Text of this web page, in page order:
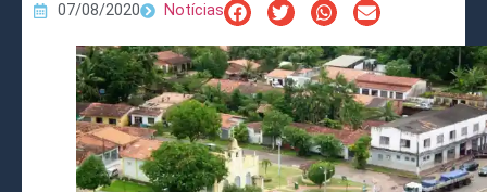
07/08/2020 Notícias